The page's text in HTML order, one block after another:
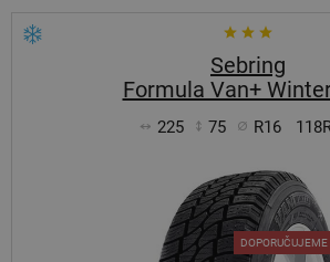
Sebring
Formula Van+
225 75 R16
DOPORUČUJEME